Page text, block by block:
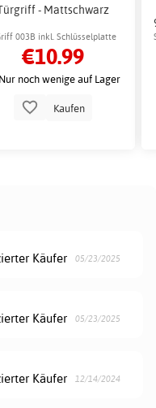
- Mattschwarz
003B inkl. Schlüsselplatte
€10.99
Nur noch wenige auf Lager
Kaufen
Käufer 05/23/2025
Käufer 05/23/2025
Käufer 12/14/2024